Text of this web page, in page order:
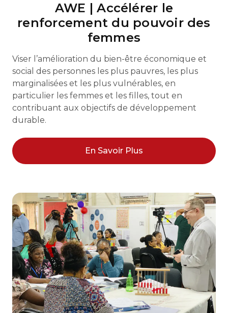
AWE | Accélérer le
renforcement du pouvoir des
femmes
Viser l’amélioration du bien-être économique et
social des personnes les plus pauvres, les plus
marginalisées et les plus vulnérables, en
particulier les femmes et les filles, tout en
contribuant aux objectifs de développement
durable.
En Savoir Plus